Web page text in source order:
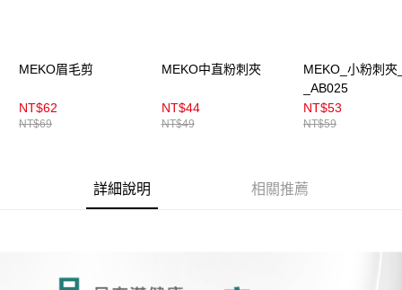
每筆NT$100，滿NT$399(含以上)免運費
MEKO眉毛剪
NT$62
NT$69
MEKO中直粉刺夾
NT$44
NT$49
MEKO_小粉刺夾
_AB025
NT$53
NT$59
詳細說明 相關推薦